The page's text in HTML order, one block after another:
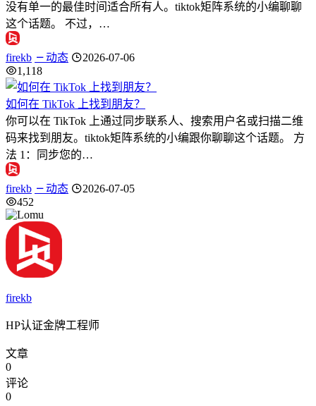
没有单一的最佳时间适合所有人。tiktok矩阵系统的小编聊聊
这个话题。 不过，…
firekb 动态
2026-07-06
1,118
如何在 TikTok 上找到朋友？
你可以在 TikTok 上通过同步联系人、搜索用户名或扫描二维
码来找到朋友。tiktok矩阵系统的小编跟你聊聊这个话题。 方
法 1：同步您的…
firekb 动态
2026-07-05
452
firekb
HP认证金牌工程师
文章
0
评论
0